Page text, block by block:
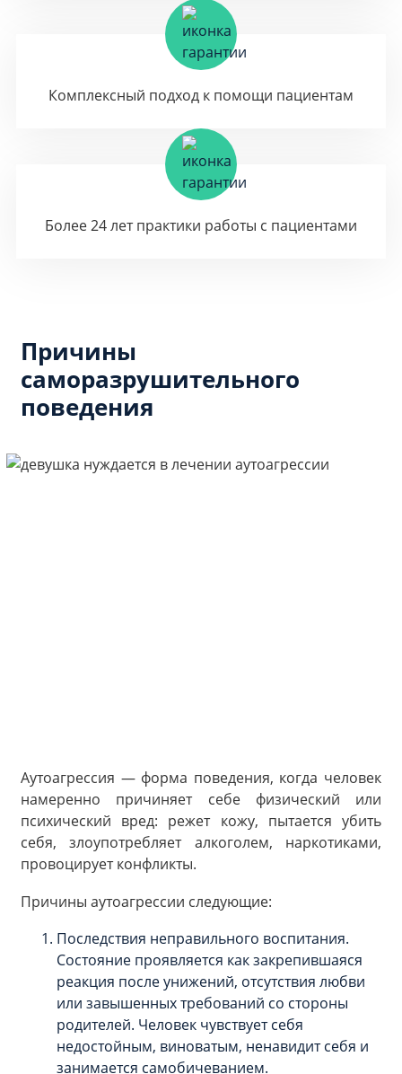
Комплексный подход к помощи пациентам
Более 24 лет практики работы с пациентами
Причины
саморазрушительного
поведения
Аутоагрессия — форма поведения, когда человек
намеренно причиняет себе физический или
психический вред: режет кожу, пытается убить
себя, злоупотребляет алкоголем, наркотиками,
провоцирует конфликты.
Причины аутоагрессии следующие:
Последствия неправильного воспитания.
Состояние проявляется как закрепившаяся
реакция после унижений, отсутствия любви
или завышенных требований со стороны
родителей. Человек чувствует себя
недостойным, виноватым, ненавидит себя и
занимается самобичеванием.